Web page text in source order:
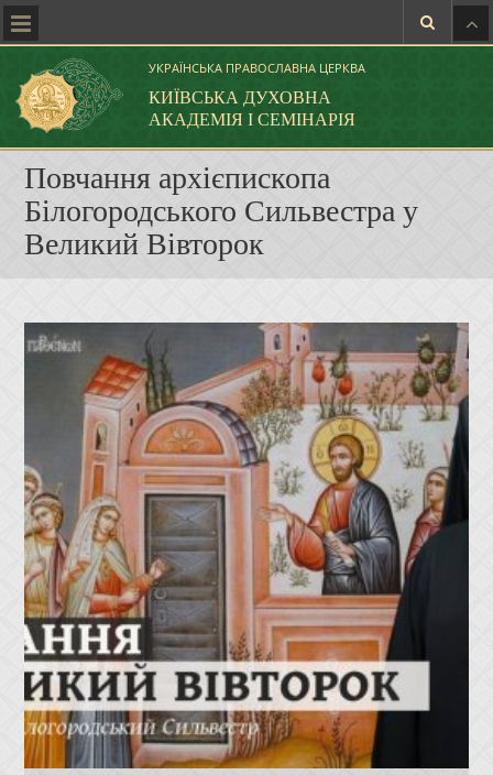
УКРАЇНСЬКА ПРАВОСЛАВНА ЦЕРКВА
КИЇВСЬКА ДУХОВНА
АКАДЕМІЯ І СЕМІНАРІЯ
Повчання архієпископа
Білогородського Сильвестра у
Великий Вівторок